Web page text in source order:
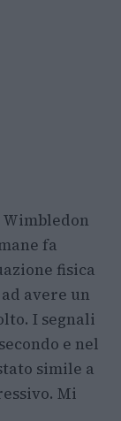
fa
fisica
avere un
I segnali
e nel
simile a
Mi